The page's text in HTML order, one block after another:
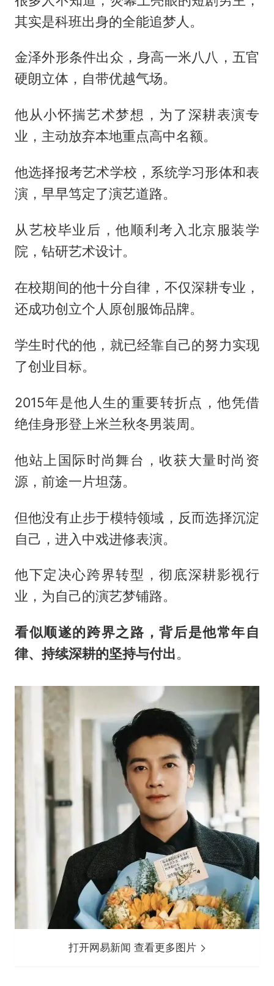
其实是科班出身的全能追梦人。
金泽外形条件出众，身高一米八八，五官
硬朗立体，自带优越气场。
他从小怀揣艺术梦想，为了深耕表演专
业，主动放弃本地重点高中名额。
他选择报考艺术学校，系统学习形体和表
演，早早笃定了演艺道路。
从艺校毕业后，他顺利考入北京服装学
院，钻研艺术设计。
在校期间的他十分自律，不仅深耕专业，
还成功创立个人原创服饰品牌。
学生时代的他，就已经靠自己的努力实现
了创业目标。
2015年是他人生的重要转折点，他凭借
绝佳身形登上米兰秋冬男装周。
他站上国际时尚舞台，收获大量时尚资
源，前途一片坦荡。
但他没有止步于模特领域，反而选择沉淀
自己，进入中戏进修表演。
他下定决心跨界转型，彻底深耕影视行
业，为自己的演艺梦铺路。
看似顺遂的跨界之路，背后是他常年自
律、持续深耕的坚持与付出。
打开网易新闻 查看更多图片